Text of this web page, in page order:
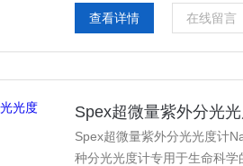
查看详情 在线留言
Spex超微量紫外分光
Spex超微量紫外分光光度计
种分光光度计专用于生命科学